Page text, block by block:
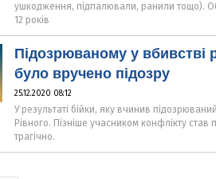
ушкодження, підпалювали, ранили тощо).
12 років
Підозрюваному у вбивстві
було вручено підозру
25.12.2020 08:12
У результаті бійки, яку вчинив
Рівного. Пізніше учасником конфлікту
трагічно.